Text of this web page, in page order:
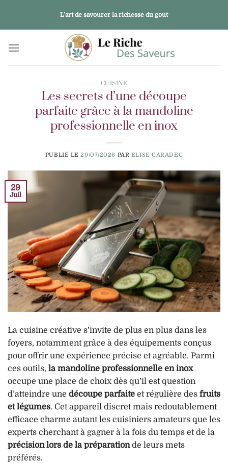
contenu
L’art de savourer la richesse du goût
CUISINE
Les secrets d’une découpe
parfaite grâce à la mandoline
professionnelle en inox
PUBLIÉ LE29/07/2026 PAR ELISE CARADEC
29
Juil
La cuisine créative s’invite de plus en plus dans les
foyers, notamment grâce à des équipements conçus
pour offrir une expérience précise et agréable. Parmi
ces outils, la mandoline professionnelle en inox
occupe une place de choix dès qu’il est question
d’atteindre une découpe parfaite et régulière des fruits
et légumes. Cet appareil discret mais redoutablement
efficace charme autant les cuisiniers amateurs que les
experts cherchant à gagner à la fois du temps et de la
précision lors de la préparationde leurs mets
préférés.